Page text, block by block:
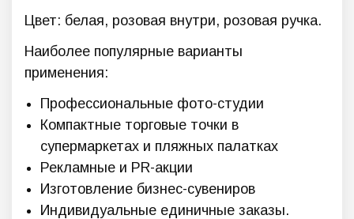
Цвет: белая, розовая внутри, розовая ручка.
Наиболее популярные варианты
применения:
Профессиональные фото-студии
Компактные торговые точки в
супермаркетах и пляжных палатках
Рекламные и PR-акции
Изготовление бизнес-сувениров
Индивидуальные единичные заказы.